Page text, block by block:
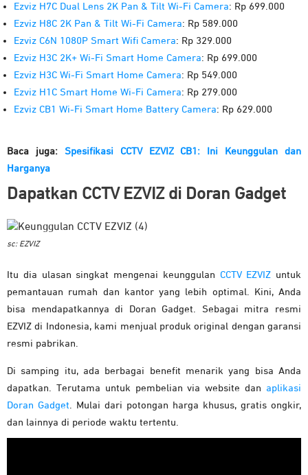
Ezviz H7C Dual Lens 2K Pan & Tilt Wi-Fi Camera: Rp 699.000
Ezviz H8C 2K Pan & Tilt Wi-Fi Camera: Rp 589.000
Ezviz C6N 1080P Smart Wifi Camera: Rp 329.000
Ezviz H3C 2K+ Wi-Fi Smart Home Camera: Rp 699.000
Ezviz H3C Wi-Fi Smart Home Camera: Rp 549.000
Ezviz H1C Smart Home Wi-Fi Camera: Rp 279.000
Ezviz CB1 Wi-Fi Smart Home Battery Camera: Rp 629.000
Baca juga: Spesifikasi CCTV EZVIZ CB1: Ini Keunggulan dan
Harganya
Dapatkan CCTV EZVIZ di Doran Gadget
sc: EZVIZ
Itu dia ulasan singkat mengenai keunggulan CCTV EZVIZ untuk
pemantauan rumah dan kantor yang lebih optimal. Kini, Anda
bisa mendapatkannya di Doran Gadget. Sebagai mitra resmi
EZVIZ di Indonesia, kami menjual produk original dengan garansi
resmi pabrikan.
Di samping itu, ada berbagai benefit menarik yang bisa Anda
dapatkan. Terutama untuk pembelian via website dan aplikasi
Doran Gadget . Mulai dari potongan harga khusus, gratis ongkir,
dan lainnya di periode waktu tertentu.